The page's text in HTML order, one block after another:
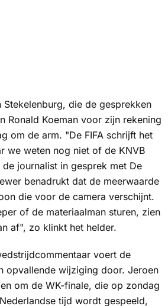
Stekelenburg, die de gesprekken
Ronald Koeman voor zijn rekening
om de arm. "De FIFA schrijft het
we weten nog niet of de KNVB
journalist in gesprek met De
benadrukt dat de meerwaarde
die voor de camera verschijnt.
of de materiaalman sturen, zien
af", zo klinkt het helder.
voert de
opvallende wijziging door. Jeroen
om de WK-finale, die op zondag
tijd wordt gespeeld,